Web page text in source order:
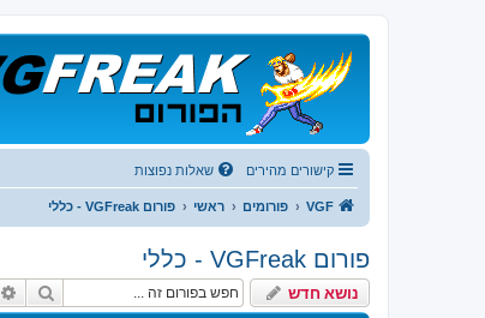
קישורים מהירים שאלות נפוצות
VGF פורומים ראשי פורום VGFreak - כללי
פורום VGFreak - כללי
נושא חדש חיפוש